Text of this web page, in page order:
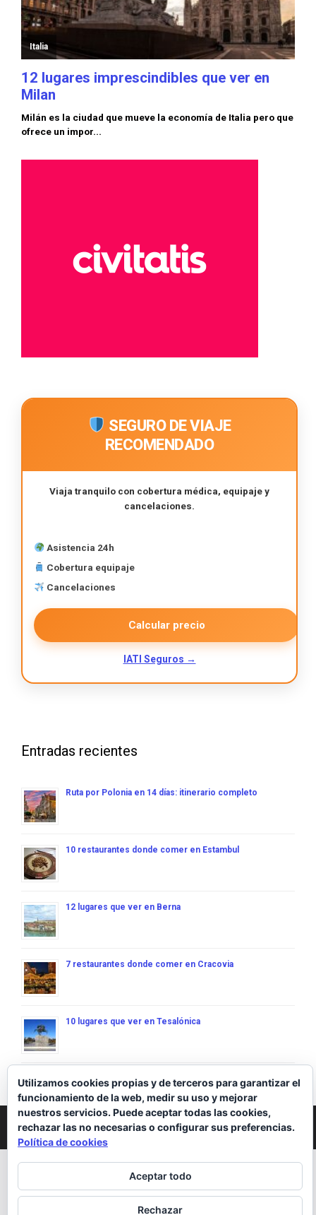
SEGURO DE VIAJE
RECOMENDADO
Viaja tranquilo con cobertura médica, equipaje y
cancelaciones.
Asistencia 24h
Cobertura equipaje
Cancelaciones
Calcular precio
IATI Seguros →
Entradas recientes
Ruta por Polonia en 14 días: itinerario completo
10 restaurantes donde comer en Estambul
12 lugares que ver en Berna
7 restaurantes donde comer en Cracovia
10 lugares que ver en Tesalónica
© 2026 Viajantes• Creado conGeneratePress
Utilizamos cookies propias y de terceros para garantizar el
funcionamiento de la web, medir su uso y mejorar
nuestros servicios. Puede aceptar todas las cookies,
rechazar las no necesarias o configurar sus preferencias.
Política de cookies
Aceptar todo
Rechazar